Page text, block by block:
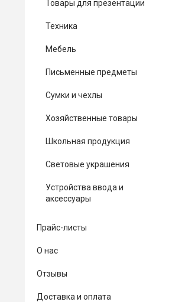
Товары для презентации
Техника
Мебель
Письменные предметы
Сумки и чехлы
Хозяйственные товары
Школьная продукция
Световые украшения
Устройства ввода и
аксессуары
Прайс-листы
О нас
Отзывы
Доставка и оплата